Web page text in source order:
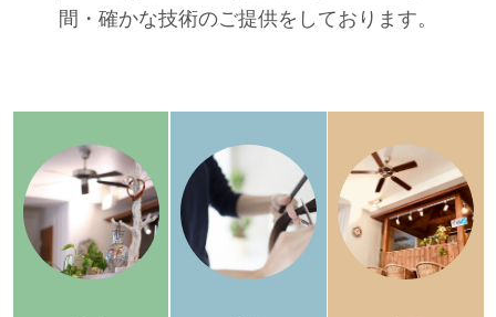
間・確かな技術のご提供をしております。